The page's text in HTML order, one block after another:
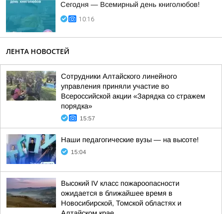
Сегодня — Всемирный день книголюбов!
10:16
ЛЕНТА НОВОСТЕЙ
Сотрудники Алтайского линейного
управления приняли участие во
Всероссийской акции «Зарядка со стражем
порядка»
15:57
Наши педагогические вузы — на высоте!
15:04
Высокий IV класс пожароопасности
ожидается в ближайшее время в
Новосибирской, Томской областях и